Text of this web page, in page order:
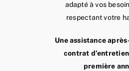
adapté à vos
respectant votre
Une assistance
contrat
première